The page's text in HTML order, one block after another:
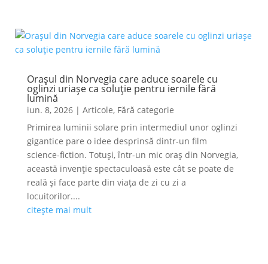
Orașul din Norvegia care aduce soarele cu
oglinzi uriașe ca soluție pentru iernile fără
lumină
iun. 8, 2026| Articole, Fără categorie
Primirea luminii solare prin intermediul unor oglinzi
gigantice pare o idee desprinsă dintr-un film
science-fiction. Totuși, într-un mic oraș din Norvegia,
această invenție spectaculoasă este cât se poate de
reală și face parte din viața de zi cu zi a
locuitorilor....
citește mai mult